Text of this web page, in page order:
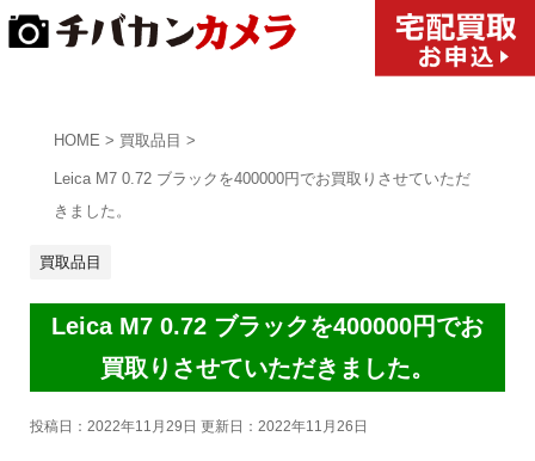
HOME > 買取品目 >
Leica M7 0.72 ブラックを400000円でお買取りさせていただ
きました。
買取品目
Leica M7 0.72 ブラックを400000円でお
買取りさせていただきました。
投稿日：2022年11月29日 更新日： 2022年11月26日